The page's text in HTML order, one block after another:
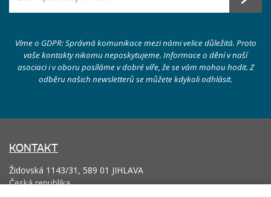
Víme o GDPR: Správná komunikace mezi námi velice důležitá. Proto
vaše kontakty nikomu neposkytujeme. Informace o dění v naší
asociaci i v oboru posíláme v dobré víře, že se vám mohou hodit. Z
odběru našich newsletterů se můžete kdykoli odhlásit.
KONTAKT
Židovská 1143/31, 589 01 JIHLAVA
Česká republika